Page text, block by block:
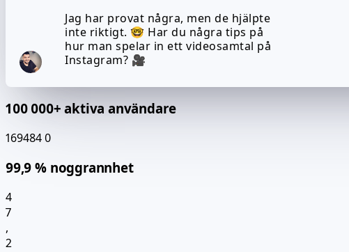
Jag har provat några, men de hjälpte
inte riktigt. 🤓 Har du några tips på
hur man spelar in ett videosamtal på
Instagram? 🎥
100 000+ aktiva användare
1694840
99,9 % noggrannhet
4
7
,
2